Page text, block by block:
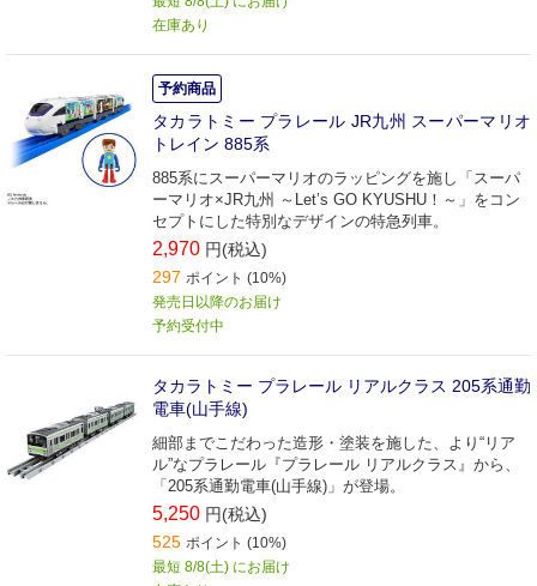
在庫あり
予約商品
タカラトミー プラレール JR九州 スーパーマリオ
トレイン 885系
885系にスーパーマリオのラッピングを施し「スーパ
ーマリオ×JR九州 ～Let’s GO KYUSHU！～」をコン
セプトにした特別なデザインの特急列車。
2,970 円(税込)
297 ポイント (10%)
発売日以降のお届け
予約受付中
タカラトミー プラレール リアルクラス 205系通勤
電車(山手線)
細部までこだわった造形・塗装を施した、より“リア
ル”なプラレール『プラレール リアルクラス』から、
「205系通勤電車(山手線)」が登場。
5,250 円(税込)
525 ポイント (10%)
最短 8/8(土) にお届け